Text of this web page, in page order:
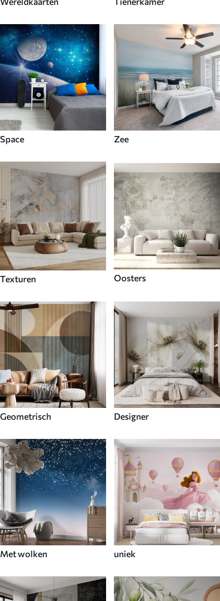
Space Zee
Texturen Oosters
Geometrisch Designer
Met wolken uniek